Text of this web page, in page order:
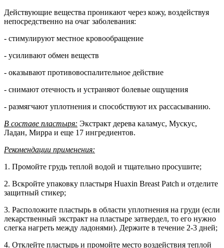
Действующие вещества проникают через кожу, воздействуя
непосредственно на очаг заболевания:
- стимулируют местное кровообращение
- усиливают обмен веществ
- оказывают противовоспалительное действие
- снимают отечность и устраняют болевые ощущения
- размягчают уплотнения и способствуют их рассасыванию.
В составе пластыря: Экстракт дерева каламус, Мускус,
Ладан, Мирра и еще 17 ингредиентов.
Рекомендации применения:
1. Промойте грудь теплой водой и тщательно просушите;
2. Вскройте упаковку пластыря Huaxin Breast Patch и отделите
защитный стикер;
3. Расположите пластырь в области уплотнения на груди (если
лекарственный экстракт на пластыре затвердел, то его нужно
слегка нагреть между ладонями). Держите в течение 2-3 дней;
4. Отклейте пластырь и промойте место воздействия теплой